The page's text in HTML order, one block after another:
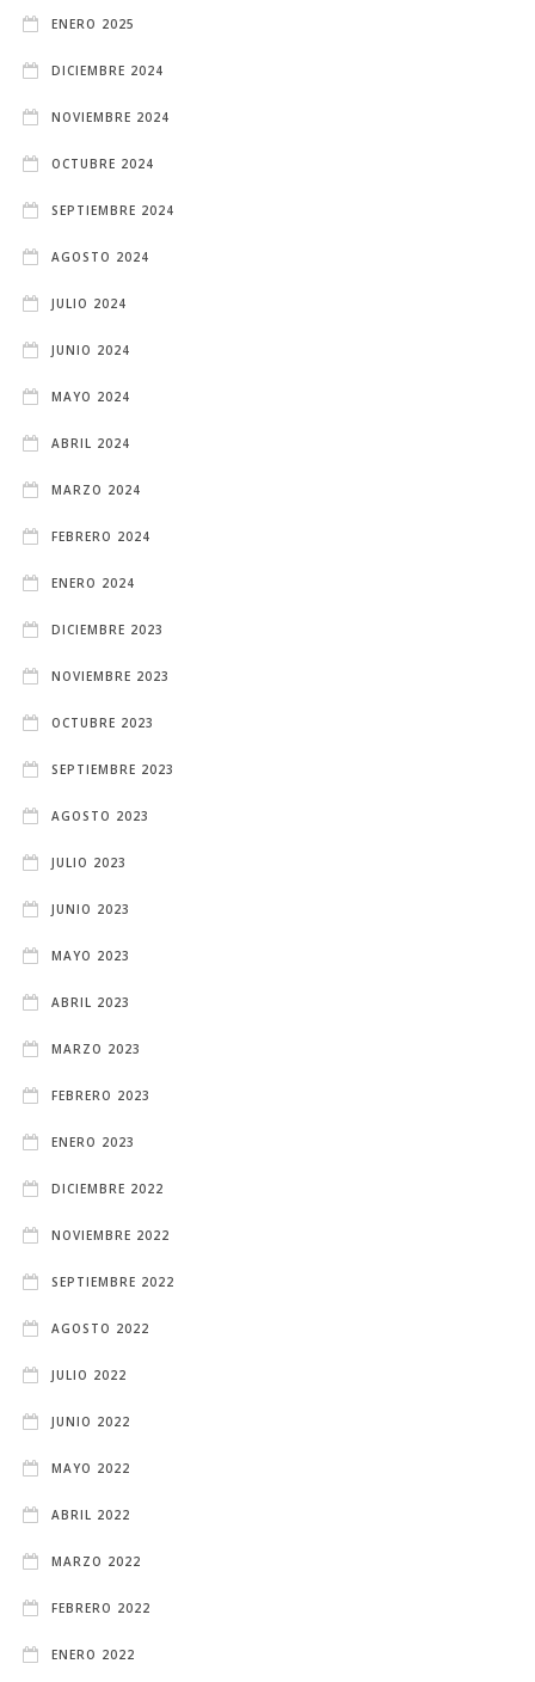
ENERO 2025
DICIEMBRE 2024
NOVIEMBRE 2024
OCTUBRE 2024
SEPTIEMBRE 2024
AGOSTO 2024
JULIO 2024
JUNIO 2024
MAYO 2024
ABRIL 2024
MARZO 2024
FEBRERO 2024
ENERO 2024
DICIEMBRE 2023
NOVIEMBRE 2023
OCTUBRE 2023
SEPTIEMBRE 2023
AGOSTO 2023
JULIO 2023
JUNIO 2023
MAYO 2023
ABRIL 2023
MARZO 2023
FEBRERO 2023
ENERO 2023
DICIEMBRE 2022
NOVIEMBRE 2022
SEPTIEMBRE 2022
AGOSTO 2022
JULIO 2022
JUNIO 2022
MAYO 2022
ABRIL 2022
MARZO 2022
FEBRERO 2022
ENERO 2022